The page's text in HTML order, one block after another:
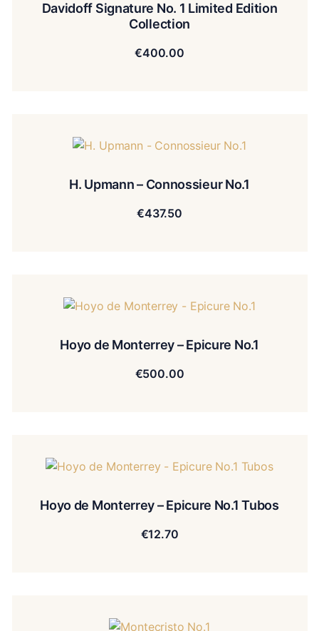
Davidoff Signature No. 1 Limited Edition
Collection
€400.00
H. Upmann – Connossieur No.1
€437.50
Hoyo de Monterrey – Epicure No.1
€500.00
Hoyo de Monterrey – Epicure No.1 Tubos
€12.70